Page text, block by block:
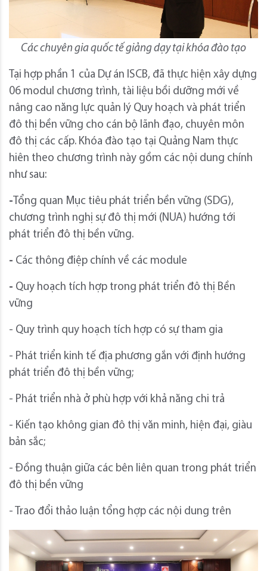
Các chuyên gia quốc tế giảng dạy tại khóa đào tạo
Tại hợp phần 1 của Dự án ISCB, đã thực hiện xây dựng
06 modul chương trình, tài liệu bồi dưỡng mới về
nâng cao năng lực quản lý Quy hoạch và phát triển
đô thị bền vững cho cán bộ lãnh đạo, chuyên môn
đô thị các cấp. Khóa đào tạo tại Quảng Nam thực
hiên theo chương trình này gồm các nội dung chính
như sau:
- Tổng quan Mục tiêu phát triển bền vững (SDG),
chương trình nghị sự đô thị mới (NUA) hướng tới
phát triển đô thị bền vững.
- Các thông điệp chính về các module
- Quy hoạch tích hợp trong phát triển đô thị Bền
vững
- Quy trình quy hoạch tích hợp có sự tham gia
- Phát triển kinh tế địa phương gắn với định hướng
phát triển đô thị bền vững;
- Phát triển nhà ở phù hợp với khả năng chi trả
- Kiến tạo không gian đô thị văn minh, hiện đại, giàu
bản sắc;
- Đồng thuận giữa các bên liên quan trong phát triển
đô thị bền vững
- Trao đổi thảo luận tổng hợp các nội dung trên